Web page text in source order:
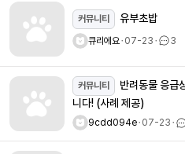
커뮤니티 유부초밥
큐리에요ㆍ07-23ㆍ 3
커뮤니티
니다! (사례 제공)
9cdd094eㆍ07-23ㆍ